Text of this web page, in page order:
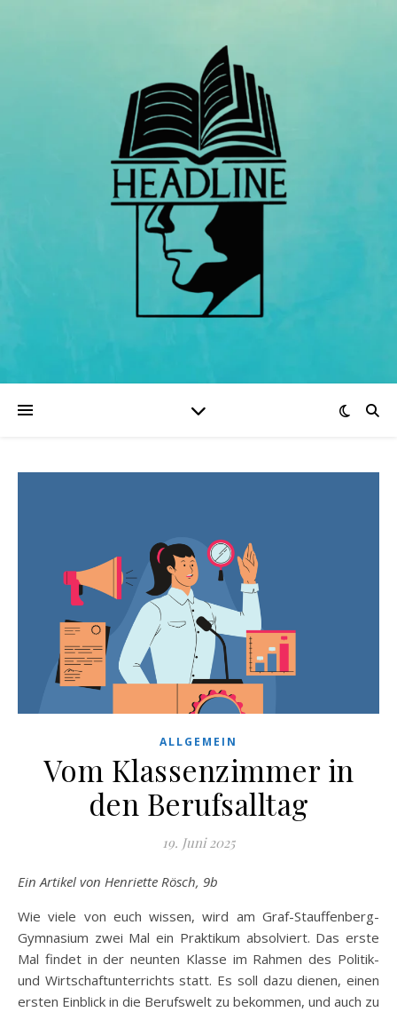
ALLGEMEIN
Vom Klassenzimmer in
den Berufsalltag
19. Juni 2025
Ein Artikel von Henriette Rösch, 9b
Wie viele von euch wissen, wird am Graf-Stauffenberg-
Gymnasium zwei Mal ein Praktikum absolviert. Das erste
Mal findet in der neunten Klasse im Rahmen des Politik-
und Wirtschaftunterrichts statt. Es soll dazu dienen, einen
ersten Einblick in die Berufswelt zu bekommen, und auch zu